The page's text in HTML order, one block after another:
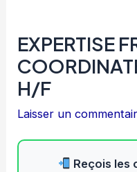
EXPERTISE
H/F
Laisser un
Reçois les